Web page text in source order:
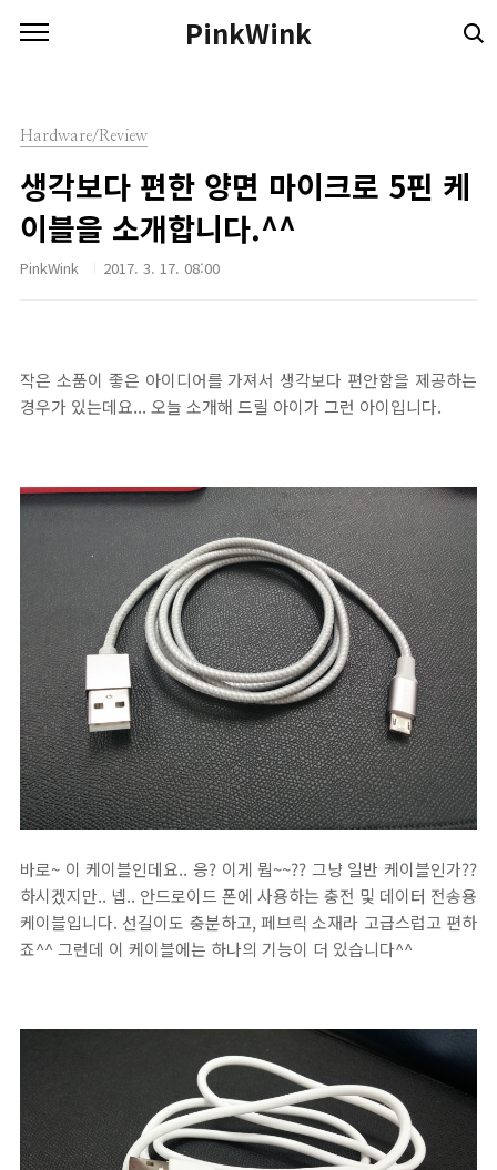
PinkWink
Hardware/Review
생각보다 편한 양면 마이크로 5핀 케
이블을 소개합니다.^^
PinkWink 2017. 3. 17. 08:00
작은 소품이 좋은 아이디어를 가져서 생각보다 편안함을 제공하는
경우가 있는데요... 오늘 소개해 드릴 아이가 그런 아이입니다.
바로~ 이 케이블인데요.. 응? 이게 뭠~~?? 그냥 일반 케이블인가??
하시겠지만.. 넵.. 안드로이드 폰에 사용하는 충전 및 데이터 전송용
케이블입니다. 선길이도 충분하고, 페브릭 소재라 고급스럽고 편하
죠^^ 그런데 이 케이블에는 하나의 기능이 더 있습니다^^